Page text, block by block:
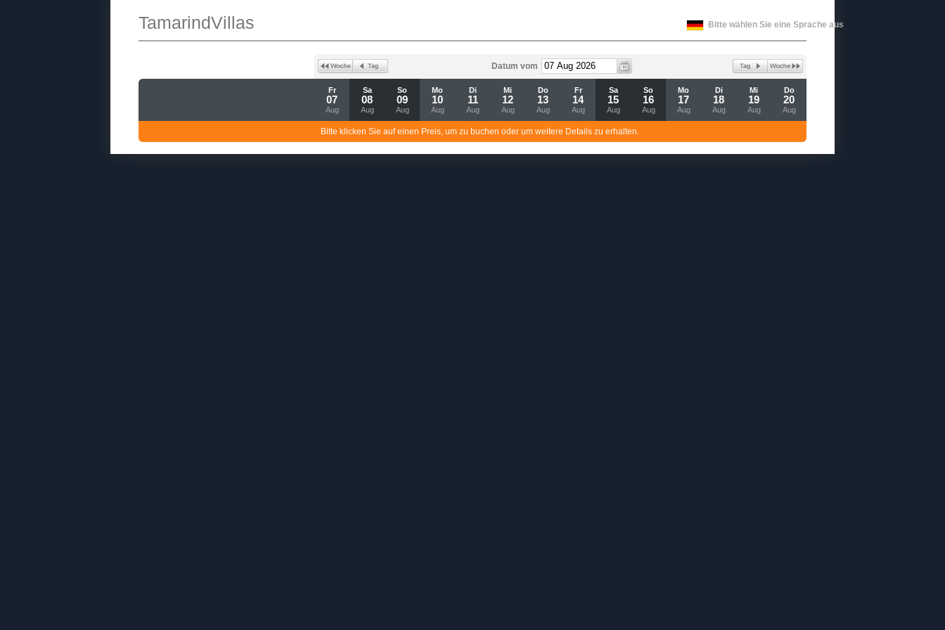
Bitte wählen Sie eine Sprache aus
TamarindVillas
Datum vom
Fr
07
Aug
Sa
08
Aug
So
09
Aug
Mo
10
Aug
Di
11
Aug
Mi
12
Aug
Do
13
Aug
Fr
14
Aug
Sa
15
Aug
So
16
Aug
Mo
17
Aug
Di
18
Aug
Mi
19
Aug
Do
20
Aug
Bitte klicken Sie auf einen Preis, um zu buchen oder um weitere Details zu erhalten.